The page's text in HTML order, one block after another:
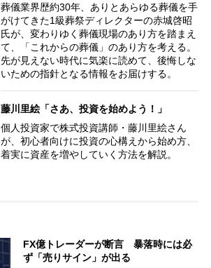
葬儀業界歴約30年、ありとあらゆる葬儀を手
がけてきた1級葬祭ディレクターの赤城啓昭
氏が、変わりゆく葬儀現場のあり方を踏まえ
て、「これからの葬儀」のあり方を考える。
先が見えない時代に気楽に読めて、後悔しな
いための指針となる情報をお届けする。
藤川里絵「さあ、投資を始めよう！」
個人投資家で株式投資講師・藤川里絵さん
が、初心者向けに投資の心構えから始め方、
着実に資産を増やしていく方法を解説。
FX億トレーダーが断言 暴落時には必
ず「売りサイン」が出る